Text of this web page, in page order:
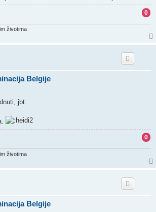
0
životima
Belgije
jbt.
0
životima
Belgije